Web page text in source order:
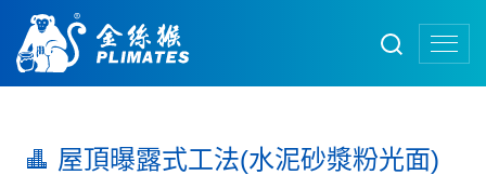
屋頂曝露式工法(水泥砂漿粉光面)